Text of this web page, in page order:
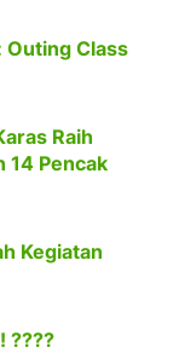
Outing Class
Raih
14 Pencak
Kegiatan
????